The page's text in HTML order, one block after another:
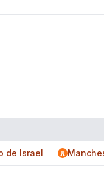
de Israel